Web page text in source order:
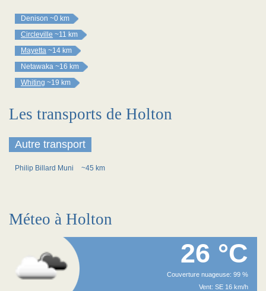
Denison ~0 km
Circleville ~11 km
Mayetta ~14 km
Netawaka ~16 km
Whiting ~19 km
Les transports de Holton
Autre transport
Philip Billard Muni ~45 km
Méteo à Holton
26 °C
Couverture nuageuse: 99 %
Vent: SE 16 km/h